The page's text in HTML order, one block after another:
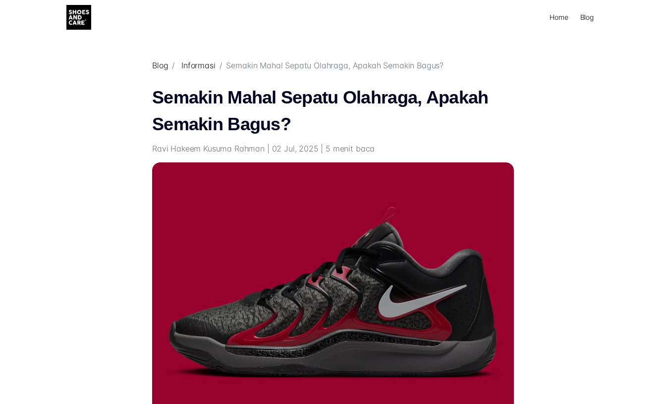
Home Blog
Blog Informasi Semakin Mahal Sepatu Olahraga, Apakah Semakin Bagus?
Semakin Mahal Sepatu Olahraga, Apakah
Semakin Bagus?
Ravi Hakeem Kusuma Rahman | 02 Jul, 2025 | 5 menit baca